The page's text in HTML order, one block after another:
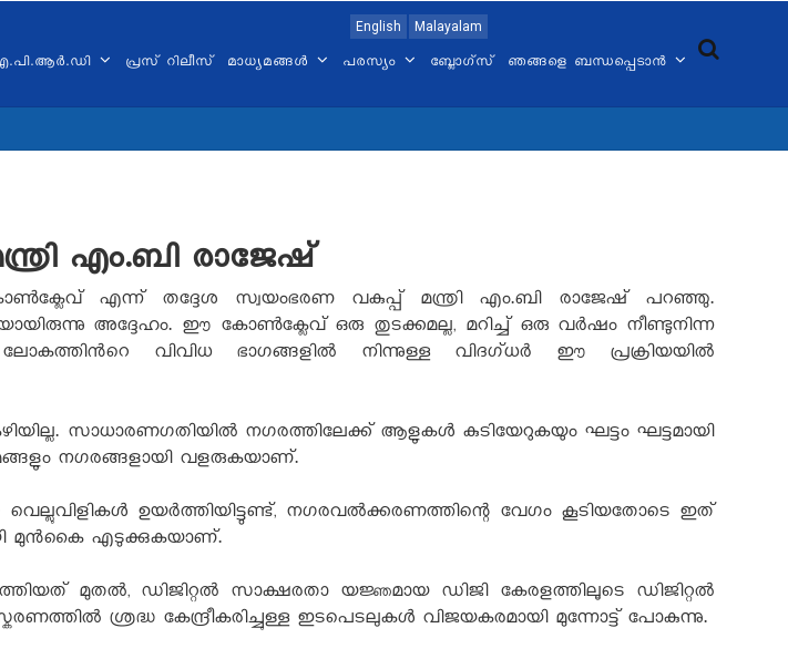
English Malayalam
പ്രസ് റിലീസ് മാധ്യമങ്ങൾ പരസ്യം ബ്ലോഗ്സ് ഞങ്ങളെ ബന്ധപ്പെടാൻ
എം.ബി രാജേഷ്
എന്ന് തദ്ദേശ സ്വയംഭരണ വകുപ്പ് മന്ത്രി എം.ബി രാജേഷ് പറഞ്ഞു.
അദ്ദേഹം. ഈ കോൺക്ലേവ് ഒരു തുടക്കമല്ല, മറിച്ച് ഒരു വർഷം നീണ്ടുനിന്ന
വിവിധ ഭാഗങ്ങളിൽ നിന്നുള്ള വിദഗ്ധർ ഈ പ്രക്രിയയിൽ
സാധാരണഗതിയിൽ നഗരത്തിലേക്ക് ആളുകൾ കുടിയേറുകയും ഘട്ടം ഘട്ടമായി
നഗരങ്ങളായി വളരുകയാണ്.
ഉയർത്തിയിട്ടുണ്ട്, നഗരവൽക്കരണത്തിന്റെ വേഗം കൂടിയതോടെ ഇത്
മുൻകൈ എടുക്കുകയാണ്.
മുതൽ, ഡിജിറ്റൽ സാക്ഷരതാ യജ്ഞമായ ഡിജി കേരളത്തിലൂടെ ഡിജിറ്റൽ
ശ്രദ്ധ കേന്ദ്രീകരിച്ചുള്ള ഇടപെടലുകൾ വിജയകരമായി മുന്നോട്ട് പോകുന്നു.